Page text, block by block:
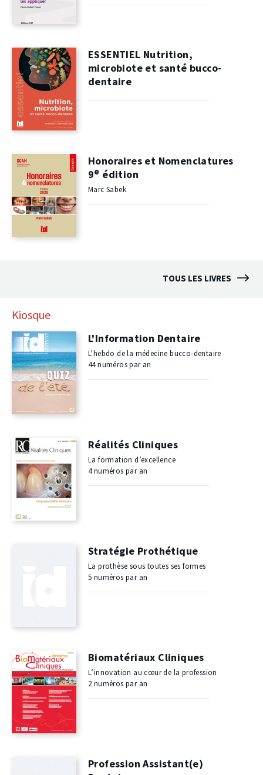
TOUS LES LIVRES
ESSENTIEL Nutrition,
microbiote et santé bucco-
dentaire
Honoraires et Nomenclatures
9e édition
Marc Sabek
Kiosque
L'Information Dentaire
L'hebdo de la médecine bucco-dentaire
44 numéros par an
Réalités Cliniques
La formation d’excellence
4 numéros par an
Stratégie Prothétique
La prothèse sous toutes ses formes
5 numéros par an
Biomatériaux Cliniques
L’innovation au cœur de la profession
2 numéros par an
Profession Assistant(e)